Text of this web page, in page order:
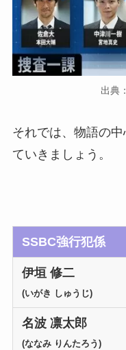
出典：
それでは、物語の
ていきましょう。
SSBC強行犯係
伊垣 修二
(いがき しゅうじ)
名波 凛太郎
(ななみ りんたろう)